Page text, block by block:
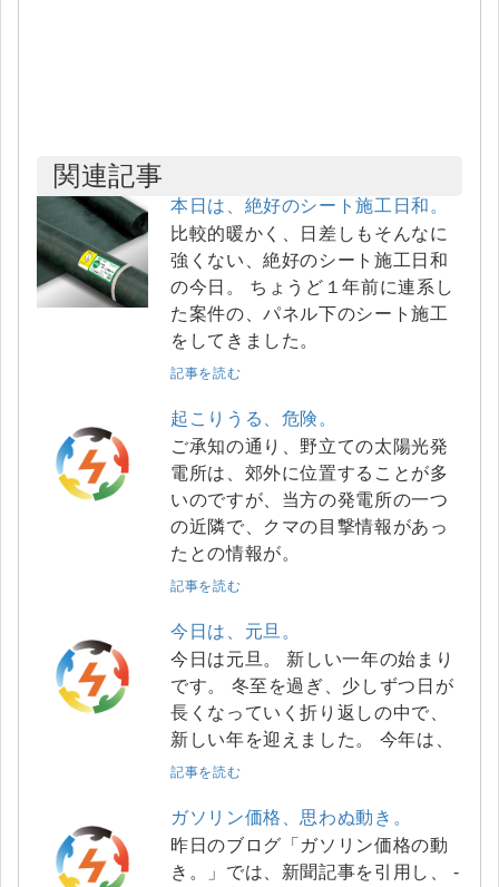
関連記事
本日は、絶好のシート施工日和。
比較的暖かく、日差しもそんなに
強くない、絶好のシート施工日和
の今日。 ちょうど１年前に連系し
た案件の、パネル下のシート施工
をしてきました。
記事を読む
起こりうる、危険。
ご承知の通り、野立ての太陽光発
電所は、郊外に位置することが多
いのですが、当方の発電所の一つ
の近隣で、クマの目撃情報があっ
たとの情報が。
記事を読む
今日は、元旦。
今日は元旦。 新しい一年の始まり
です。 冬至を過ぎ、少しずつ日が
長くなっていく折り返しの中で、
新しい年を迎えました。 今年は、
記事を読む
ガソリン価格、思わぬ動き。
昨日のブログ「ガソリン価格の動
き。」では、新聞記事を引用し、 -